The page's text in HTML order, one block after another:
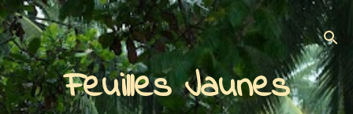
Accéder au contenu principal
Feuilles Jaunes